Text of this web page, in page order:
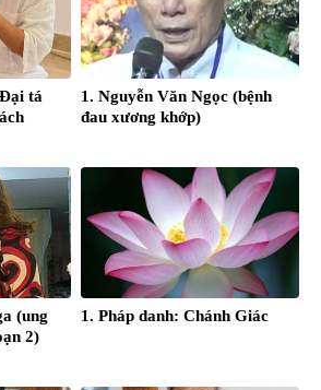
tá
1. Nguyễn Văn Ngọc (bệnh
đau xương khớp)
(ung
2)
1. Pháp danh: Chánh Giác